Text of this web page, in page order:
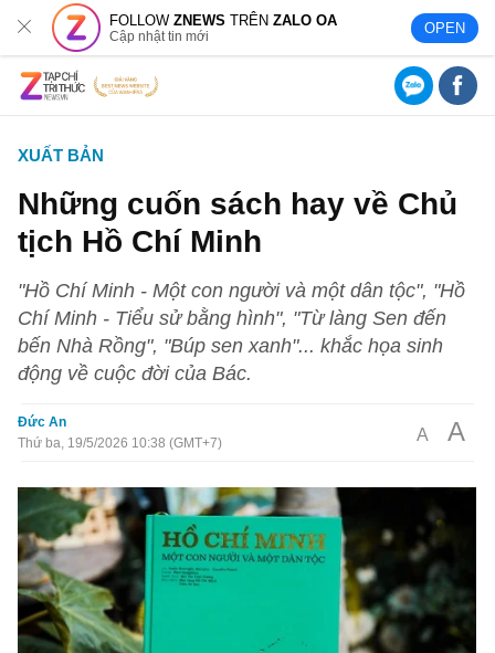
FOLLOWZNEWS TRÊNZALO OA
Cập nhật tin mới OPEN
XUẤT BẢN
Những cuốn sách hay về Chủ
tịch Hồ Chí Minh
"Hồ Chí Minh - Một con người và một dân tộc", "Hồ
Chí Minh - Tiểu sử bằng hình", "Từ làng Sen đến
bến Nhà Rồng", "Búp sen xanh"... khắc họa sinh
động về cuộc đời của Bác.
Đức An
Thứ ba, 19/5/2026 10:38 (GMT+7)
A A